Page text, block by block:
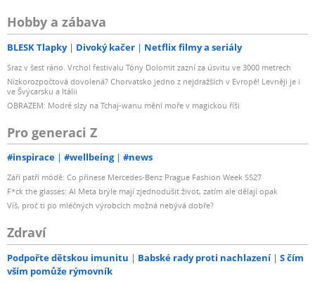
Hobby a zábava
BLESK Tlapky Divoký kačer Netflix filmy a seriály
Sraz v šest ráno. Vrchol festivalu Tóny Dolomit zazní za úsvitu ve 3000 metrech
Nízkorozpočtová dovolená? Chorvatsko jedno z nejdražších v Evropě! Levněji je i
ve Švýcarsku a Itálii
OBRAZEM: Modré slzy na Tchaj-wanu mění moře v magickou říši
Pro generaci Z
#inspirace #wellbeing #news
Září patří módě: Co přinese Mercedes-Benz Prague Fashion Week SS27
F*ck the glasses: AI Meta brýle mají zjednodušit život, zatím ale dělají opak
Víš, proč ti po mléčných výrobcích možná nebývá dobře?
Zdraví
Podpořte dětskou imunitu Babské rady proti nachlazení
S čím
vším pomůže rýmovník